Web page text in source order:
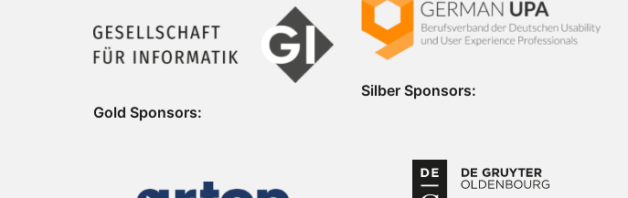
Gold Sponsors:
Silber Sponsors: